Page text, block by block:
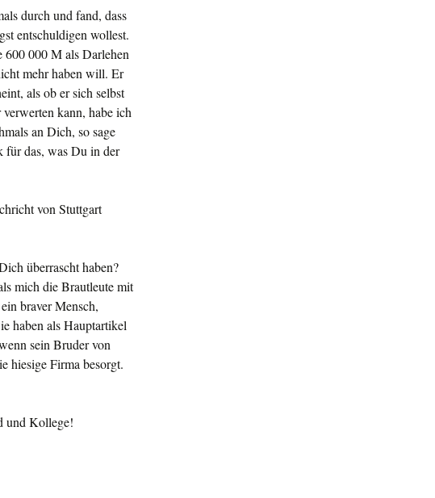
durch und fand, dass
entschul­digen wollest.
600 000 M als Darlehen
mehr haben will. Er
als ob er sich selbst
kann, habe ich
an Dich, so sage
für das, was Du in der
von Stuttgart
überrascht haben?
mich die Brautleute mit
braver Mensch,
haben als Hauptartikel
sein Bru­der von
hiesige Firma besorgt.
und Kollege!